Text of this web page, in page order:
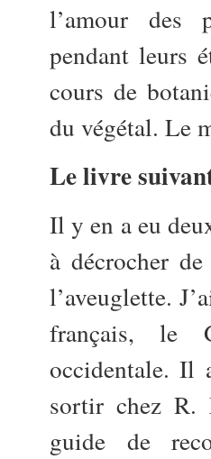
l’amour des
pendant leurs
cours de
du végétal. Le
Le livre
Il y en a eu
à décrocher
l’aveuglette.
français, le
occidentale. Il
sortir chez R.
guide de